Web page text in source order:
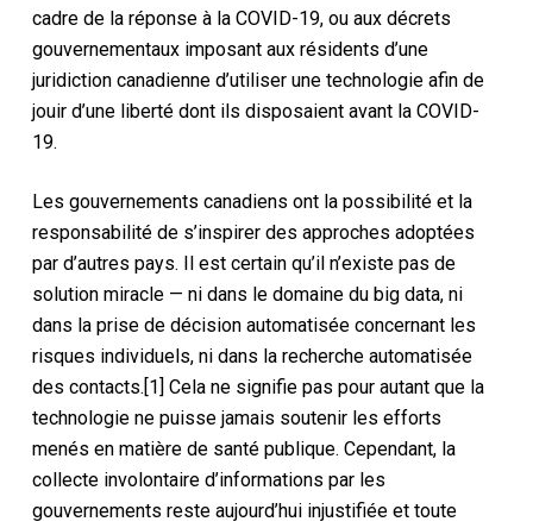
cadre de la réponse à la COVID-19, ou aux décrets
gouvernementaux imposant aux résidents d’une
juridiction canadienne d’utiliser une technologie afin de
jouir d’une liberté dont ils disposaient avant la COVID-
19.
Les gouvernements canadiens ont la possibilité et la
responsabilité de s’inspirer des approches adoptées
par d’autres pays. Il est certain qu’il n’existe pas de
solution miracle — ni dans le domaine du big data, ni
dans la prise de décision automatisée concernant les
risques individuels, ni dans la recherche automatisée
des contacts.[1] Cela ne signifie pas pour autant que la
technologie ne puisse jamais soutenir les efforts
menés en matière de santé publique. Cependant, la
collecte involontaire d’informations par les
gouvernements reste aujourd’hui injustifiée et toute